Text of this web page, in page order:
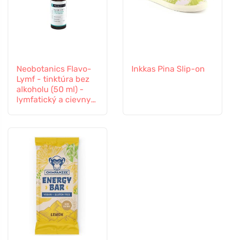
Neobotanics Flavo-
Lymf - tinktúra bez
alkoholu (50 ml) -
lymfatický a cievny
Inkkas Pina Slip-on